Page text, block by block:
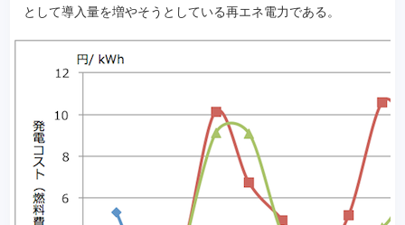
として導入量を増やそうとしている再エネ電力である。